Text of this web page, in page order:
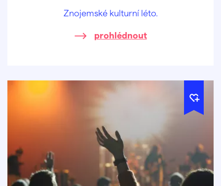
Znojemské kulturní léto.
prohlédnout